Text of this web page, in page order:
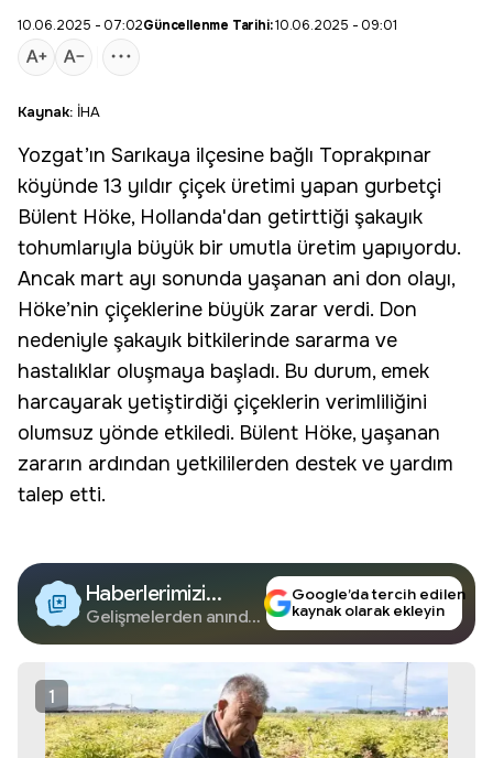
10.06.2025 - 07:02Güncellenme Tarihi:10.06.2025 - 09:01
Kaynak: İHA
Yozgat’ın Sarıkaya ilçesine bağlı Toprakpınar
köyünde 13 yıldır çiçek üretimi yapan gurbetçi
Bülent Höke, Hollanda'dan getirttiği şakayık
tohumlarıyla büyük bir umutla üretim yapıyordu.
Ancak mart ayı sonunda yaşanan ani don olayı,
Höke’nin çiçeklerine büyük zarar verdi. Don
nedeniyle şakayık bitkilerinde sararma ve
hastalıklar oluşmaya başladı. Bu durum, emek
harcayarak yetiştirdiği çiçeklerin verimliliğini
olumsuz yönde etkiledi. Bülent Höke, yaşanan
zararın ardından yetkililerden destek ve yardım
talep etti.
Haberlerimizi
Google'da Takip
Edin
Gelişmelerden anında
Google’da tercih edilen
kaynak olarak ekleyin
1